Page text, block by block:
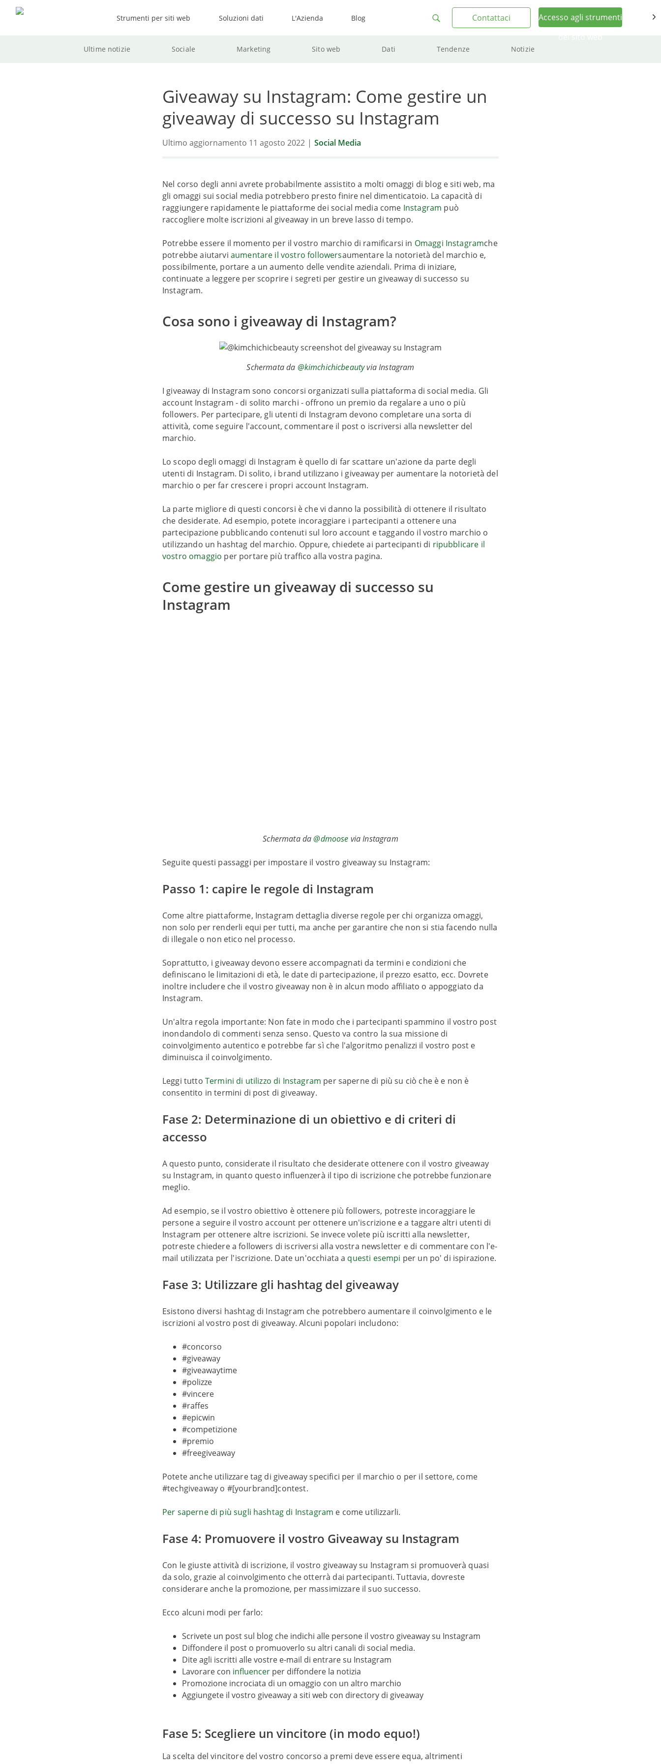
Strumenti per siti web Soluzioni dati L'Azienda Blog Contattaci
Accesso agli strumenti
Ultime notizie Sociale Marketing Sito web Dati Tendenze Notizie
Giveaway su Instagram: Come gestire un
giveaway di successo su Instagram
Ultimo aggiornamento 11 agosto 2022 | Social Media
Nel corso degli anni avrete probabilmente assistito a molti omaggi di blog e siti web, ma
gli omaggi sui social media potrebbero presto finire nel dimenticatoio. La capacità di
raggiungere rapidamente le piattaforme dei social media come Instagram può
raccogliere molte iscrizioni al giveaway in un breve lasso di tempo.
Potrebbe essere il momento per il vostro marchio di ramificarsi in Omaggi Instagramche
potrebbe aiutarvi aumentare il vostro followersaumentare la notorietà del marchio e,
possibilmente, portare a un aumento delle vendite aziendali. Prima di iniziare,
continuate a leggere per scoprire i segreti per gestire un giveaway di successo su
Instagram.
Cosa sono i giveaway di Instagram?
Schermata da @kimchichicbeautyvia Instagram
I giveaway di Instagram sono concorsi organizzati sulla piattaforma di social media. Gli
account Instagram - di solito marchi - offrono un premio da regalare a uno o più
followers. Per partecipare, gli utenti di Instagram devono completare una sorta di
attività, come seguire l'account, commentare il post o iscriversi alla newsletter del
marchio.
Lo scopo degli omaggi di Instagram è quello di far scattare un'azione da parte degli
utenti di Instagram. Di solito, i brand utilizzano i giveaway per aumentare la notorietà del
marchio o per far crescere i propri account Instagram.
La parte migliore di questi concorsi è che vi danno la possibilità di ottenere il risultato
che desiderate. Ad esempio, potete incoraggiare i partecipanti a ottenere una
partecipazione pubblicando contenuti sul loro account e taggando il vostro marchio o
utilizzando un hashtag del marchio. Oppure, chiedete ai partecipanti di ripubblicare il
vostro omaggio per portare più traffico alla vostra pagina.
Come gestire un giveaway di successo su
Instagram
Schermata da@dmoose via Instagram
Seguite questi passaggi per impostare il vostro giveaway su Instagram:
Passo 1: capire le regole di Instagram
Come altre piattaforme, Instagram dettaglia diverse regole per chi organizza omaggi,
non solo per renderli equi per tutti, ma anche per garantire che non si stia facendo nulla
di illegale o non etico nel processo.
Soprattutto, i giveaway devono essere accompagnati da termini e condizioni che
definiscano le limitazioni di età, le date di partecipazione, il prezzo esatto, ecc. Dovrete
inoltre includere che il vostro giveaway non è in alcun modo affiliato o appoggiato da
Instagram.
Un'altra regola importante: Non fate in modo che i partecipanti spammino il vostro post
inondandolo di commenti senza senso. Questo va contro la sua missione di
coinvolgimento autentico e potrebbe far sì che l'algoritmo penalizzi il vostro post e
diminuisca il coinvolgimento.
Leggi tutto Termini di utilizzo di Instagram per saperne di più su ciò che è e non è
consentito in termini di post di giveaway.
Fase 2: Determinazione di un obiettivo e di criteri di
accesso
A questo punto, considerate il risultato che desiderate ottenere con il vostro giveaway
su Instagram, in quanto questo influenzerà il tipo di iscrizione che potrebbe funzionare
meglio.
Ad esempio, se il vostro obiettivo è ottenere più followers, potreste incoraggiare le
persone a seguire il vostro account per ottenere un'iscrizione e a taggare altri utenti di
Instagram per ottenere altre iscrizioni. Se invece volete più iscritti alla newsletter,
potreste chiedere a followers di iscriversi alla vostra newsletter e di commentare con l'e-
mail utilizzata per l'iscrizione. Date un'occhiata a questi esempi per un po' di ispirazione.
Fase 3: Utilizzare gli hashtag del giveaway
Esistono diversi hashtag di Instagram che potrebbero aumentare il coinvolgimento e le
iscrizioni al vostro post di giveaway. Alcuni popolari includono:
#concorso
#giveaway
#giveawaytime
#polizze
#vincere
#raffes
#epicwin
#competizione
#premio
#freegiveaway
Potete anche utilizzare tag di giveaway specifici per il marchio o per il settore, come
#techgiveaway o #[yourbrand]contest.
Per saperne di più sugli hashtag di Instagram e come utilizzarli.
Fase 4: Promuovere il vostro Giveaway su Instagram
Con le giuste attività di iscrizione, il vostro giveaway su Instagram si promuoverà quasi
da solo, grazie al coinvolgimento che otterrà dai partecipanti. Tuttavia, dovreste
considerare anche la promozione, per massimizzare il suo successo.
Ecco alcuni modi per farlo:
Scrivete un post sul blog che indichi alle persone il vostro giveaway su Instagram
Diffondere il post o promuoverlo su altri canali di social media.
Dite agli iscritti alle vostre e-mail di entrare su Instagram
Lavorare con influencer per diffondere la notizia
Promozione incrociata di un omaggio con un altro marchio
Aggiungete il vostro giveaway a siti web con directory di giveaway
Fase 5: Scegliere un vincitore (in modo equo!)
La scelta del vincitore del vostro concorso a premi deve essere equa, altrimenti